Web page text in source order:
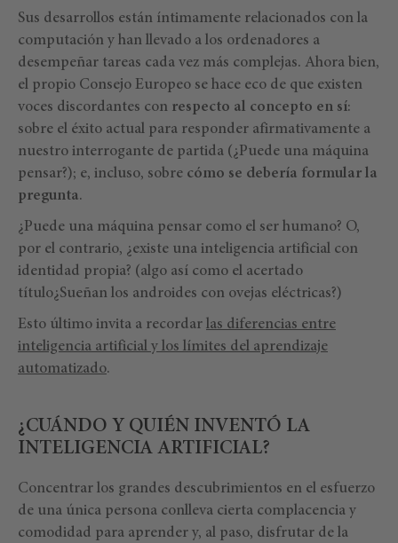
Sus desarrollos están íntimamente relacionados con la
computación y han llevado a los ordenadores a
desempeñar tareas cada vez más complejas. Ahora bien,
el propio Consejo Europeo se hace eco de que existen
voces discordantes con respecto al concepto en sí:
sobre el éxito actual para responder afirmativamente a
nuestro interrogante de partida (¿Puede una máquina
pensar?); e, incluso, sobre cómo se debería formular la
pregunta.
¿Puede una máquina pensar como el ser humano? O,
por el contrario, ¿existe una inteligencia artificial con
identidad propia? (algo así como el acertado
título¿Sueñan los androides con ovejas eléctricas?)
Esto último invita a recordar las diferencias entre
inteligencia artificial y los límites del aprendizaje
automatizado.
¿CUÁNDO Y QUIÉN INVENTÓ LA
INTELIGENCIA ARTIFICIAL?
Concentrar los grandes descubrimientos en el esfuerzo
de una única persona conlleva cierta complacencia y
comodidad para aprender y, al paso, disfrutar de la